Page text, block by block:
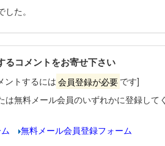
た。
るコメントをお寄せ下さい
ントするには 会員登録が必要 です]
無料メール会員のいずれかに登録して
無料メール会員登録フォーム